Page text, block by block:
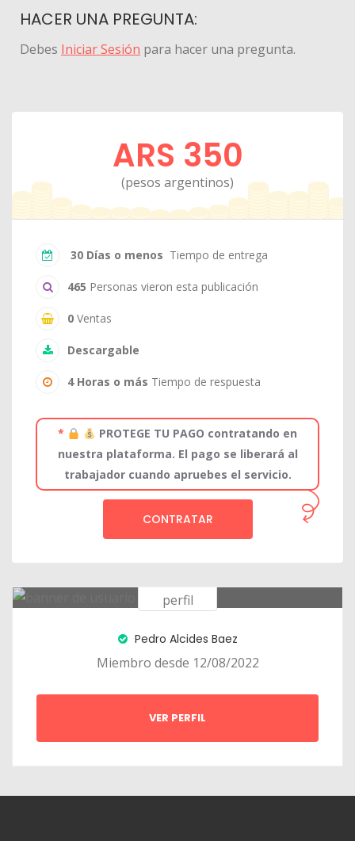
HACER UNA PREGUNTA:
Debes Iniciar Sesión para hacer una pregunta.
ARS 350
(pesos argentinos)
30 Días o menos Tiempo de entrega
465 Personas vieron esta publicación
0 Ventas
Descargable
4 Horas o más Tiempo de respuesta
*
PROTEGE TU PAGO contratando en
nuestra plataforma. El pago se liberará al
trabajador cuando apruebes el servicio.
CONTRATAR
Pedro Alcides Baez
Miembro desde 12/08/2022
VER PERFIL